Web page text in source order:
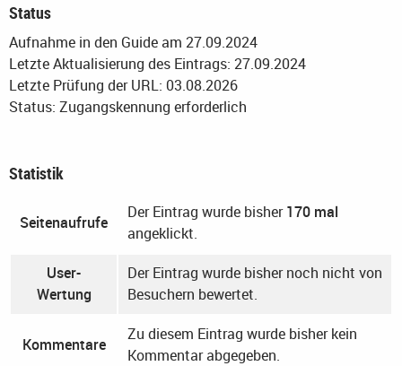
Status
Aufnahme in den Guide am 27.09.2024
Letzte Aktualisierung des Eintrags: 27.09.2024
Letzte Prüfung der URL: 03.08.2026
Status: Zugangskennung erforderlich
Statistik
Seitenaufrufe
Der Eintrag wurde bisher170 mal
angeklickt.
User-
Wertung
Der Eintrag wurde bisher noch nicht von
Besuchern bewertet.
Kommentare
Zu diesem Eintrag wurde bisher kein
Kommentar abgegeben.